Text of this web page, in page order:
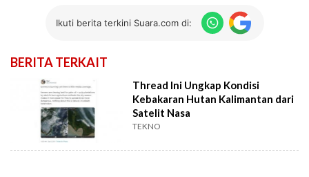
Ikuti berita terkini Suara.com di:
BERITA TERKAIT
Thread Ini Ungkap Kondisi
Kebakaran Hutan Kalimantan dari
Satelit Nasa
TEKNO